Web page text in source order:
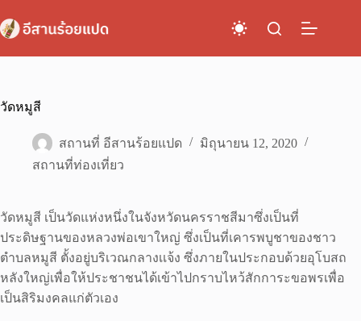
to
content
วัดหมูสี
สถานที่ อีสานร้อยแปด
มิถุนายน 12, 2020
สถานที่ท่องเที่ยว
วัดหมูสี เป็นวัดแห่งหนึ่งในจังหวัดนครราชสีมาซึ่งเป็นที่
ประดิษฐานของหลวงพ่อเขาใหญ่ ซึ่งเป็นที่เคารพบูชาของชาว
ตำบลหมูสี ตั้งอยู่บริเวณกลางเเจ้ง ซึ่งภายในประกอบด้วยอุโบสถ
หลังใหญ่เพื่อให้ประชาชนได้เข้าไปกราบไหว้สักการะขอพรเพื่อ
เป็นสิริมงคลแก่ตัวเอง